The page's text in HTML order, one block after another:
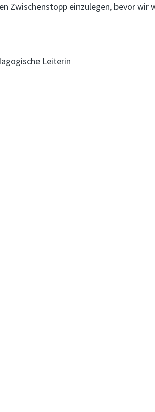
Zwischenstopp einzulegen, bevor wir
Leiterin